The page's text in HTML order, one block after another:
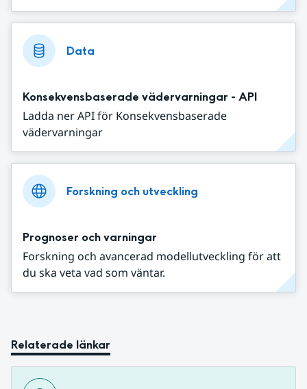
Data
Konsekvensbaserade vädervarningar - API
Ladda ner API för Konsekvensbaserade
vädervarningar
Forskning och utveckling
Prognoser och varningar
Forskning och avancerad modellutveckling för att
du ska veta vad som väntar.
Relaterade länkar